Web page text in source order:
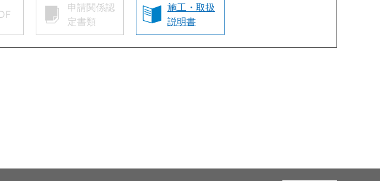
申請関係認
定書類
施工・取扱
説明書